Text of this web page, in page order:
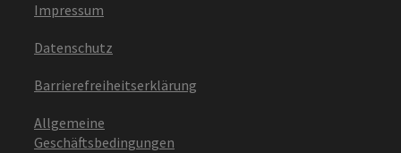
Impressum
Datenschutz
Barrierefreiheitserklärung
Allgemeine
Geschäftsbedingungen